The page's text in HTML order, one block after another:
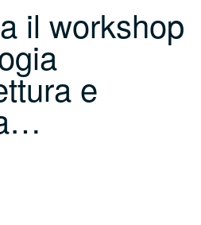
il workshop
e